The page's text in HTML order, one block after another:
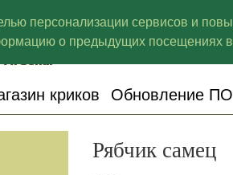
персонализации сервисов и
о предыдущих посещениях
криков Обновление ПО
Рябчик самец